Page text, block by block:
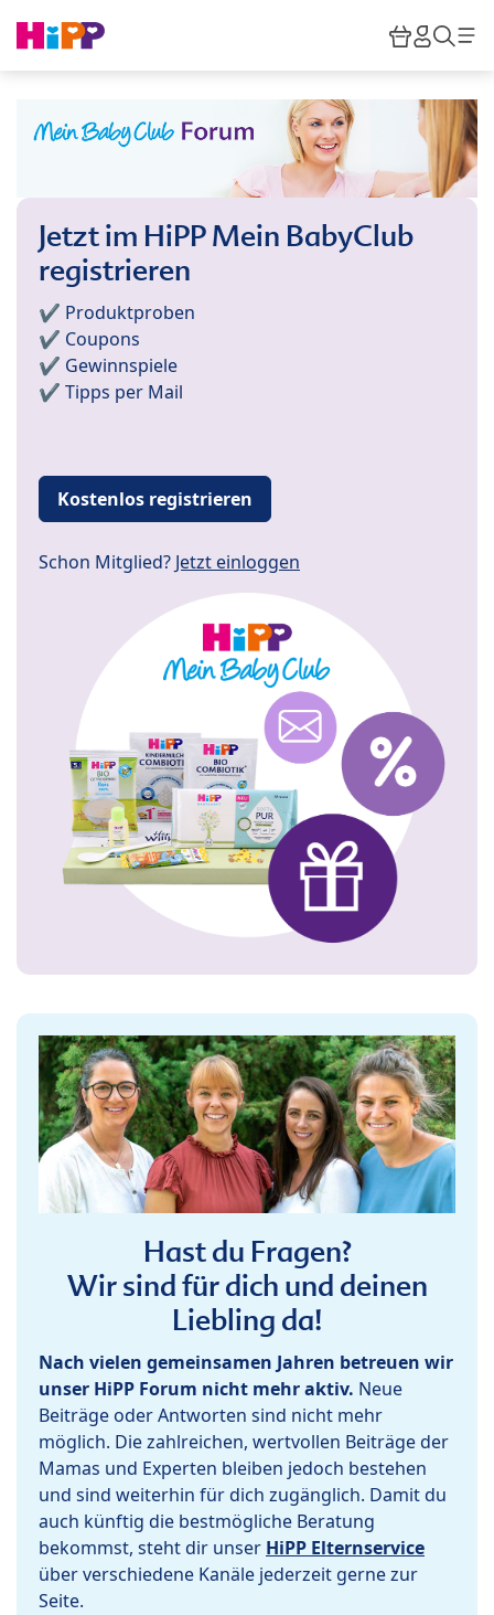
HiPP
Jetzt im HiPP Mein BabyClub
registrieren
✔️ Produktproben
✔️ Coupons
✔️ Gewinnspiele
✔️ Tipps per Mail
Kostenlos registrieren
Schon Mitglied? Jetzt einloggen
Hast du Fragen?
Wir sind für dich und deinen
Liebling da!
Nach vielen gemeinsamen Jahren betreuen wir
unser HiPP Forum nicht mehr aktiv. Neue
Beiträge oder Antworten sind nicht mehr
möglich. Die zahlreichen, wertvollen Beiträge der
Mamas und Experten bleiben jedoch bestehen
und sind weiterhin für dich zugänglich. Damit du
auch künftig die bestmögliche Beratung
bekommst, steht dir unser HiPP Elternservice
über verschiedene Kanäle jederzeit gerne zur
Seite.